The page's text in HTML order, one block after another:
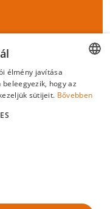
ENGLISH
élmény javítása
hogy az
sütijeit. Bővebben